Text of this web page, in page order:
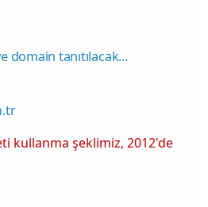
domain tanıtılacak...
kullanma şeklimiz, 2012'de